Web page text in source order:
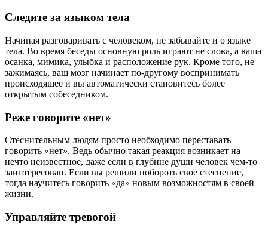
Следите за языком тела
Начиная разговаривать с человеком, не забывайте и о языке
тела. Во время беседы основную роль играют не слова, а ваша
осанка, мимика, улыбка и расположение рук. Кроме того, не
зажимаясь, ваш мозг начинает по-другому воспринимать
происходящее и вы автоматически становитесь более
открытым собеседником.
Реже говорите «нет»
Стеснительным людям просто необходимо переставать
говорить «нет». Ведь обычно такая реакция возникает на
нечто неизвестное, даже если в глубине души человек чем-то
заинтересован. Если вы решили побороть свое стеснение,
тогда научитесь говорить «да» новым возможностям в своей
жизни.
Управляйте тревогой